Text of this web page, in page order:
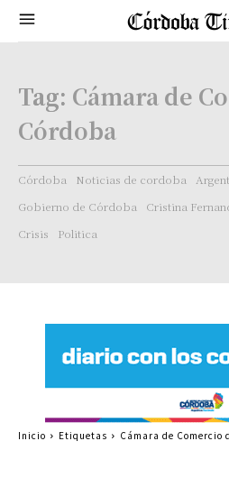
Tag: Cámara de
Córdoba
Córdoba Noticias de cordoba
Gobierno de Córdoba
Cristina
Crisis
Politica
Inicio Etiquetas Cámara de Comercio